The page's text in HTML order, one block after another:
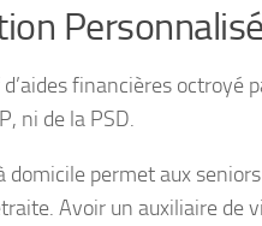
Personnalisé
d’aides financières
ni de la PSD.
domicile permet aux
Avoir un auxiliaire de